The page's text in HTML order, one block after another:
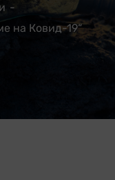
на Ковид-19“